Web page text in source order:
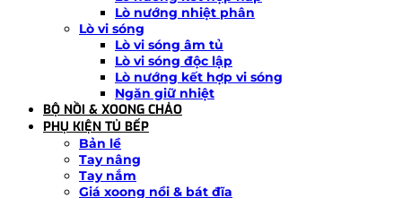
Lò nướng nhiệt phân
Lò vi sóng
Lò vi sóng âm tủ
Lò vi sóng độc lập
Lò nướng kết hợp vi sóng
Ngăn giữ nhiệt
BỘ NỒI & XOONG CHẢO
PHỤ KIỆN TỦ BẾP
Bản lề
Tay nâng
Tay nắm
Giá xoong nồi & bát đĩa